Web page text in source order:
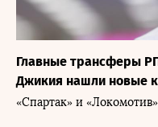
Главные трансферы
Джикия нашли новые
«Спартак» и